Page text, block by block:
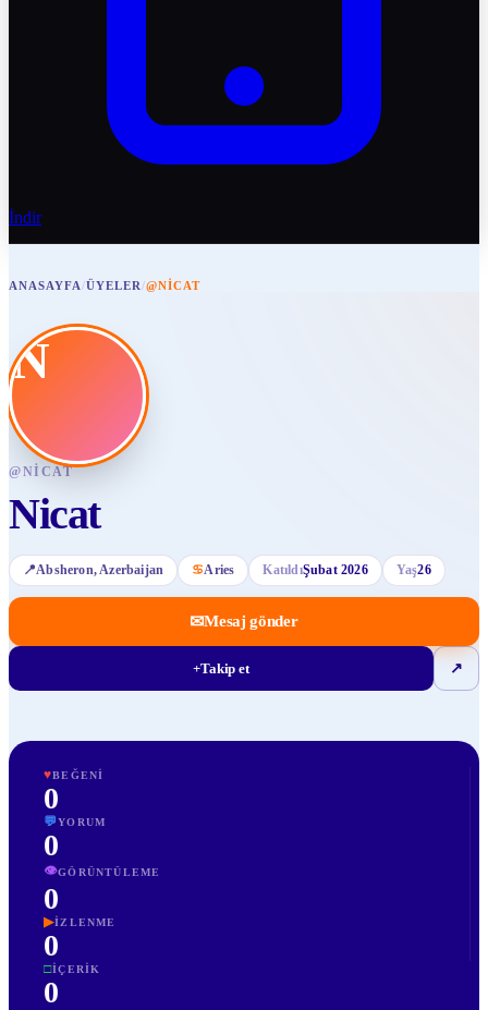
İndir
ANASAYFA/ÜYELER/@NICAT
N
@NICAT
Nicat
📍Absheron, Azerbaijan ♋Aries KatıldıŞubat 2026 Yaş26
✉Mesaj gönder
+Takip et ↗
♥BEĞENI
0
💬YORUM
0
👁GÖRÜNTÜLEME
0
▶İZLENME
0
□İÇERIK
0